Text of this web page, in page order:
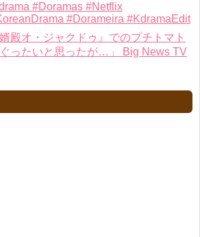
#Doramas #Netflix
#Dorameira #KdramaEdit
殿オ・ジャクドゥ』でのプチトマト
ったいと思ったが…」 Big News TV